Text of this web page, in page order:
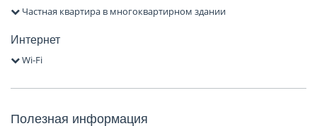
Частная квартира в многоквартирном здании
Интернет
Wi-Fi
Полезная информация